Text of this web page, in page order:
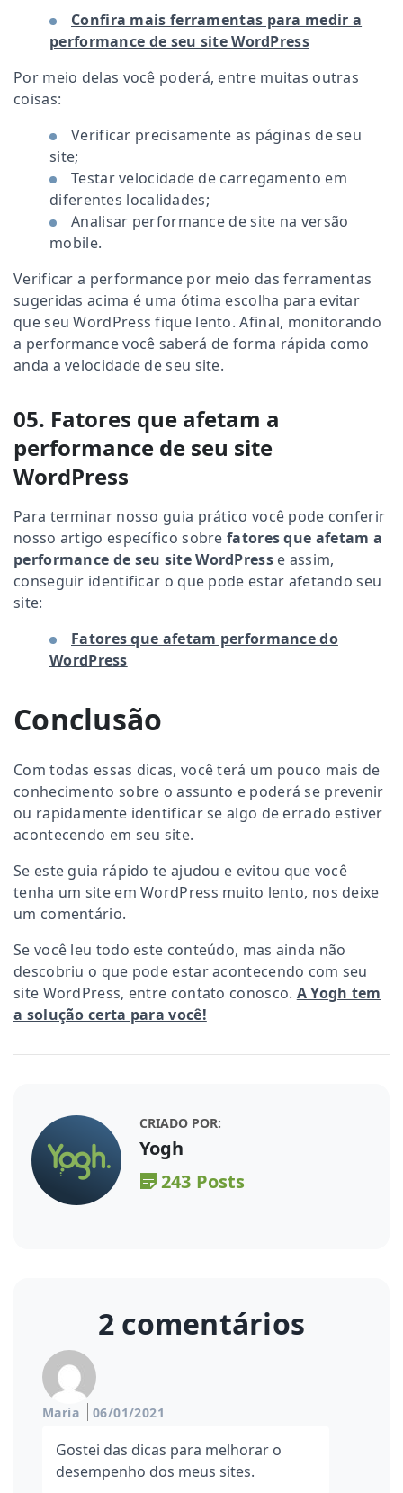
Confira mais ferramentas para medir a
performance de seu site WordPress
Por meio delas você poderá, entre muitas outras
coisas:
Verificar precisamente as páginas de seu
site;
Testar velocidade de carregamento em
diferentes localidades;
Analisar performance de site na versão
mobile.
Verificar a performance por meio das ferramentas
sugeridas acima é uma ótima escolha para evitar
que seu WordPress fique lento. Afinal, monitorando
a performance você saberá de forma rápida como
anda a velocidade de seu site.
05. Fatores que afetam a
performance de seu site
WordPress
Para terminar nosso guia prático você pode conferir
nosso artigo específico sobrefatores que afetam a
performance de seu site WordPresse assim,
conseguir identificar o que pode estar afetando seu
site:
Fatores que afetam performance do
WordPress
Conclusão
Com todas essas dicas, você terá um pouco mais de
conhecimento sobre o assunto e poderá se prevenir
ou rapidamente identificar se algo de errado estiver
acontecendo em seu site.
Se este guia rápido te ajudou e evitou que você
tenha um site em WordPress muito lento, nos deixe
um comentário.
Se você leu todo este conteúdo, mas ainda não
descobriu o que pode estar acontecendo com seu
site WordPress, entre contato conosco. A Yogh tem
a solução certa para você!
CRIADO POR:
Yogh
243 Posts
2 comentários
Maria 06/01/2021
Gostei das dicas para melhorar o
desempenho dos meus sites.